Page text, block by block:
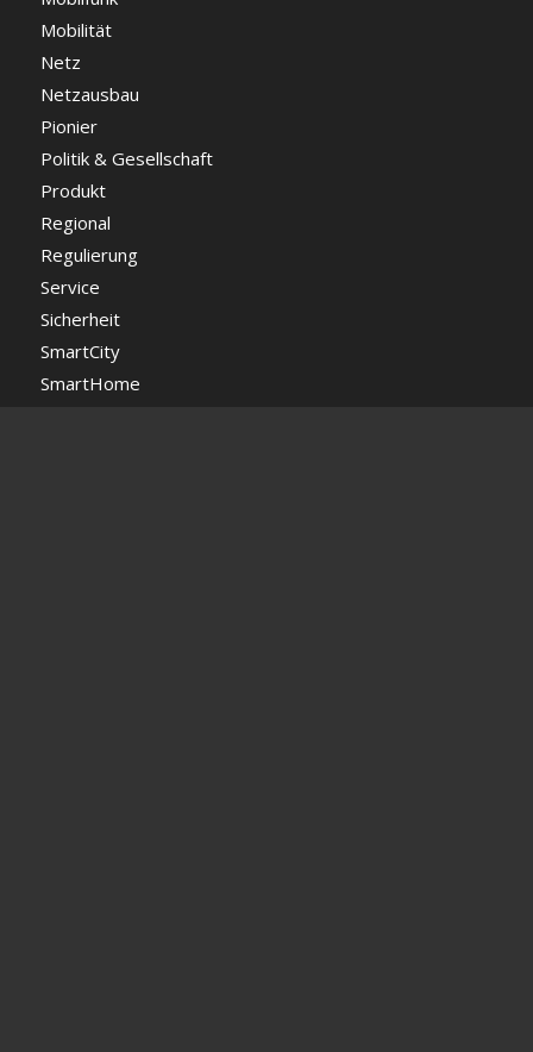
Mobilität
Netz
Netzausbau
Pionier
Politik & Gesellschaft
Produkt
Regional
Regulierung
Service
Sicherheit
SmartCity
SmartHome